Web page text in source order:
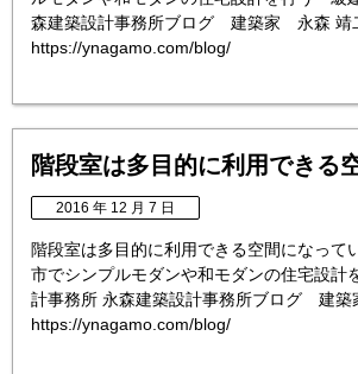
森建築設計事務所ブログ 建築家 永森 靖
https://ynagamo.com/blog/
階段室は多目的に利用できる
2016 年 12 月 7 日
階段室は多目的に利用できる空間になって
市でシンプルモダンや和モダンの住宅設計
計事務所 永森建築設計事務所ブログ 建
https://ynagamo.com/blog/